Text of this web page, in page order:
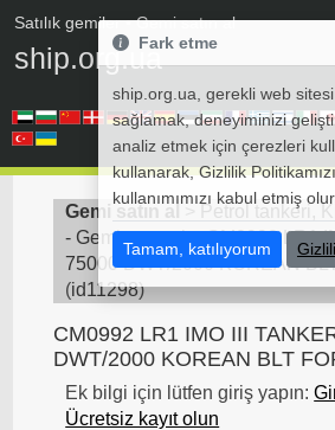
Satılık gemiler• Gemi satın al
ship.org.ua
Gemi satın al
Petrol tankeri,
- Gemi satın al>CM0992 LR1
75000 DWT/2000 KOREAN
(id11298)
CM0992 LR1 IMO III
DWT/2000 KOREAN BLT
Ek bilgi için lütfen giriş yapın:
Ücretsiz kayıt olun
Fark etme
ship.org.ua, gerekli web
sağlamak, deneyiminizi
analiz etmek için çerezleri
kullanarak, Gizlilik
kullanımımızı kabul etmiş
Tamam, katılıyorum